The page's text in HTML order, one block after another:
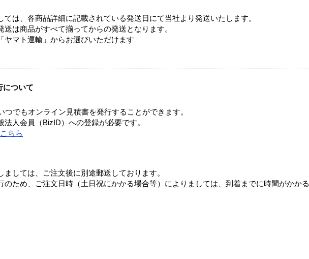
は、各商品詳細に記載されている発送日にて当社より発送いたします。
は商品がすべて揃ってからの発送となります。
マト運輸」からお選びいただけます
について
でもオンライン見積書を発行することができます。
人会員（BizID）への登録が必要です。
ちら
しては、ご注文後に別途郵送しております。
のため、ご注文日時（土日祝にかかる場合等）によりましては、到着までに時間がかかる